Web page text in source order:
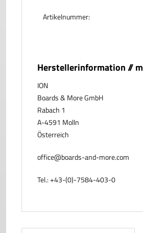
Artikelnummer:
Herstellerinformation //
ION
Boards & More GmbH
Rabach 1
A-4591 Molln
Österreich
office@boards-and-more.com
Tel.: +43-(0)-7584-403-0